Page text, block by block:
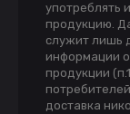
употреблять
продукцию.
служит лишь
информации о
продукции
доставка